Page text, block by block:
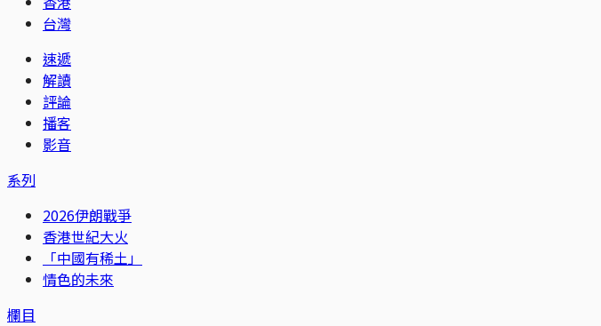
台灣
速遞
解讀
評論
播客
影音
系列
2026伊朗戰爭
香港世紀大火
「中國有稀土」
情色的未來
欄目